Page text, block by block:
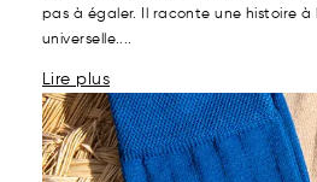
pas à égaler. Il raconte une histoire à
universelle....
Lire plus